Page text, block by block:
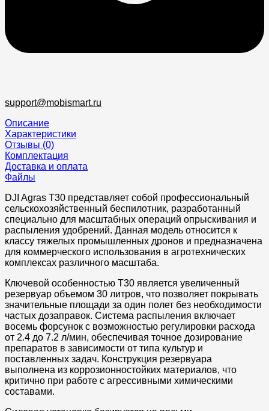
support@mobismart.ru
Описание
Характеристики
Отзывы (0)
Комплектация
Доставка и оплата
Файлы
DJI Agras T30 представляет собой профессиональный
сельскохозяйственный беспилотник, разработанный
специально для масштабных операций опрыскивания и
распыления удобрений. Данная модель относится к
классу тяжелых промышленных дронов и предназначена
для коммерческого использования в агротехнических
комплексах различного масштаба.
Ключевой особенностью T30 является увеличенный
резервуар объемом 30 литров, что позволяет покрывать
значительные площади за один полет без необходимости
частых дозаправок. Система распыления включает
восемь форсунок с возможностью регулировки расхода
от 2.4 до 7.2 л/мин, обеспечивая точное дозирование
препаратов в зависимости от типа культур и
поставленных задач. Конструкция резервуара
выполнена из коррозионностойких материалов, что
критично при работе с агрессивными химическими
составами.